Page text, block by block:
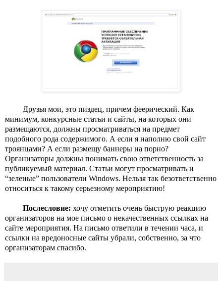
Друзья мои, это пиздец, причем феерический. Как
минимум, конкурсные статьи и сайты, на которых они
размещаются, должны просматриваться на предмет
подобного рода содержимого. А если я наполню свой сайт
троянцами? А если размещу баннеры на порно?
Организаторы должны понимать свою ответственность за
публикуемый материал. Статьи могут просматривать и
“зеленые” пользователи Windows. Нельзя так безответственно
относиться к такому серьезному мероприятию!
Послесловие: хочу отметить очень быструю реакцию
организаторов на мое письмо о некачественных ссылках на
сайте мероприятия. На письмо ответили в течении часа, и
ссылки на вредоносные сайты убрали, собственно, за что
организаторам спасибо.